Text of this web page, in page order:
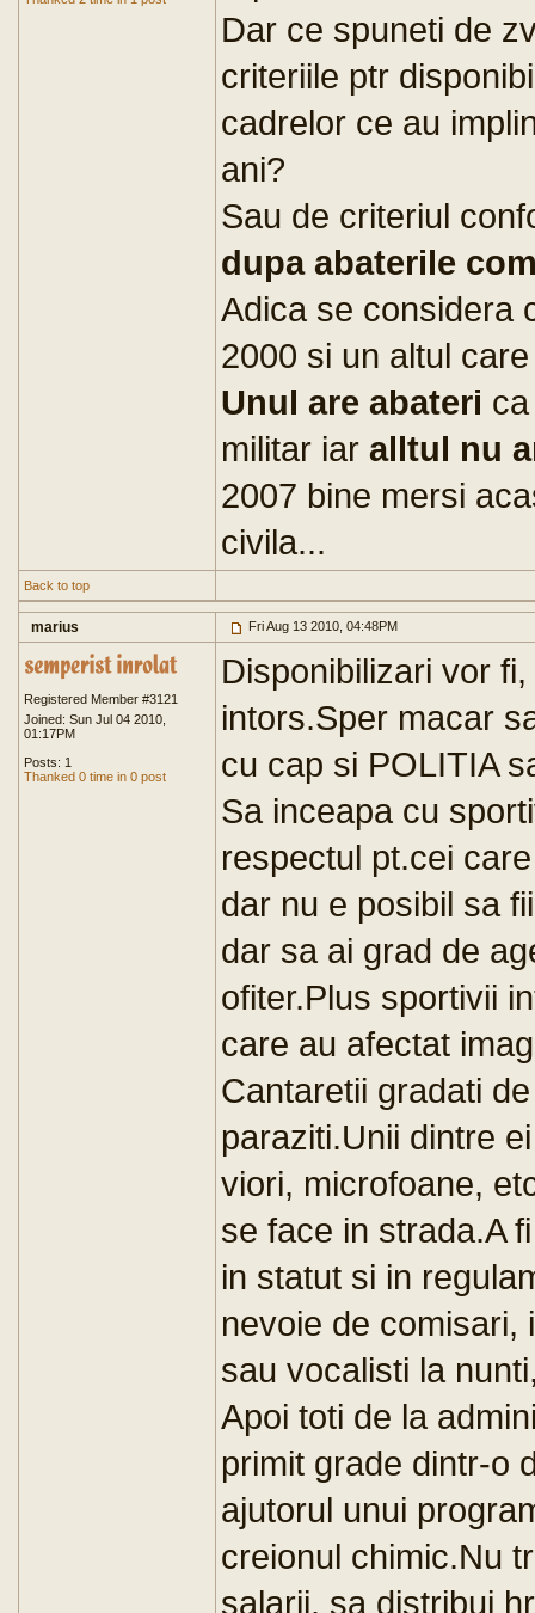
Dar ce spuneti de
criteriile ptr
cadrelor ce au
ani?
Sau de criteriul
dupa abaterile
Adica se considera
2000 si un altul
Unul are abateri
militar iar alltul nu
2007 bine mersi
civila...
Back to top
marius Fri Aug 13 2010, 04:48PM
Registered Member #3121
Joined: Sun Jul 04 2010,
01:17PM
Posts: 1
Thanked 0 time in 0 post
Disponibilizari vor
intors.Sper macar
cu cap si POLITIA
Sa inceapa cu
respectul pt.cei
dar nu e posibil sa
dar sa ai grad de
ofiter.Plus sportivii
care au afectat
Cantaretii gradati
paraziti.Unii dintre
viori, microfoane,
se face in strada.A
in statut si in
nevoie de comisari,
sau vocalisti la
Apoi toti de la
primit grade dintr-o
ajutorul unui
creionul chimic.Nu
salarii, sa distribui